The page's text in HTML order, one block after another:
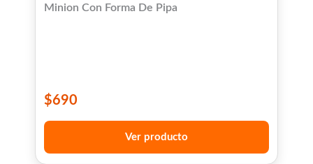
Minion Con Forma De Pipa
$690
Ver producto